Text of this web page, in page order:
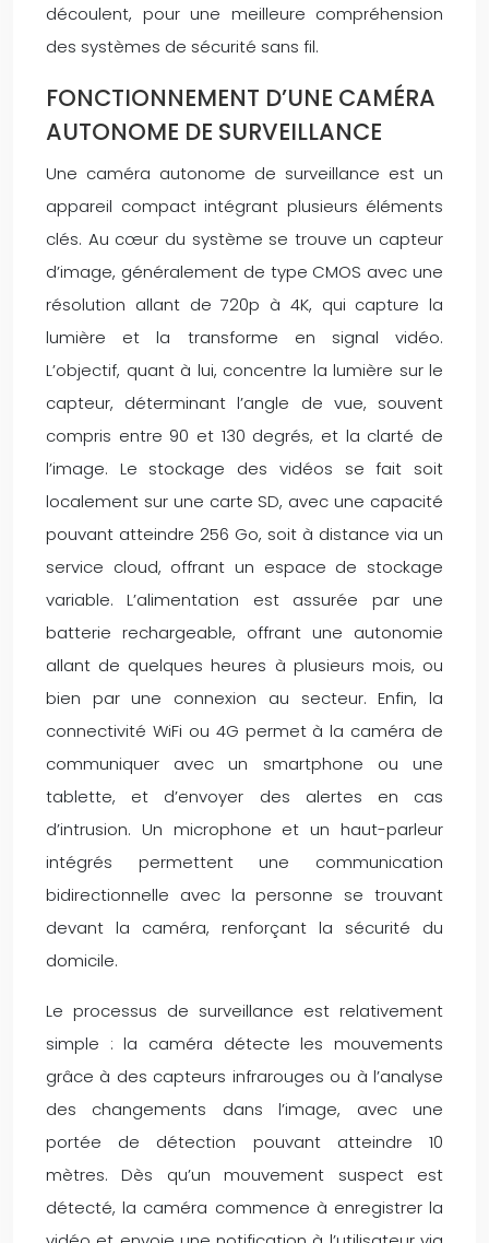
découlent, pour une meilleure compréhension
des systèmes de sécurité sans fil.
FONCTIONNEMENT D’UNE CAMÉRA
AUTONOME DE SURVEILLANCE
Une caméra autonome de surveillance est un
appareil compact intégrant plusieurs éléments
clés. Au cœur du système se trouve un capteur
d’image, généralement de type CMOS avec une
résolution allant de 720p à 4K, qui capture la
lumière et la transforme en signal vidéo.
L’objectif, quant à lui, concentre la lumière sur le
capteur, déterminant l’angle de vue, souvent
compris entre 90 et 130 degrés, et la clarté de
l’image. Le stockage des vidéos se fait soit
localement sur une carte SD, avec une capacité
pouvant atteindre 256 Go, soit à distance via un
service cloud, offrant un espace de stockage
variable. L’alimentation est assurée par une
batterie rechargeable, offrant une autonomie
allant de quelques heures à plusieurs mois, ou
bien par une connexion au secteur. Enfin, la
connectivité WiFi ou 4G permet à la caméra de
communiquer avec un smartphone ou une
tablette, et d’envoyer des alertes en cas
d’intrusion. Un microphone et un haut-parleur
intégrés permettent une communication
bidirectionnelle avec la personne se trouvant
devant la caméra, renforçant la sécurité du
domicile.
Le processus de surveillance est relativement
simple : la caméra détecte les mouvements
grâce à des capteurs infrarouges ou à l’analyse
des changements dans l’image, avec une
portée de détection pouvant atteindre 10
mètres. Dès qu’un mouvement suspect est
détecté, la caméra commence à enregistrer la